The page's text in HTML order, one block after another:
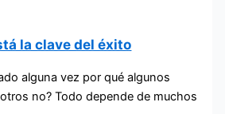
la clave del éxito
alguna vez por qué algunos
no? Todo depende de muchos